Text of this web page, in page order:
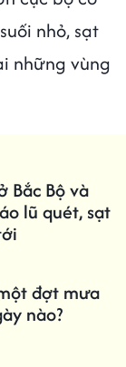
nhỏ, sạt
những vùng
Bắc Bộ và
lũ quét, sạt
đợt mưa
nào?